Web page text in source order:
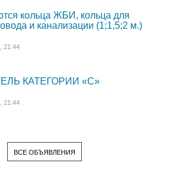
кольца ЖБИ, кольца для
и канализации (1;1,5;2 м.)
21:44
КАТЕГОРИИ «C»
21:44
ВСЕ ОБЪЯВЛЕНИЯ